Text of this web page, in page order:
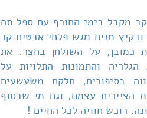
מקבל בימי החורף עם ספל תה
מניח מגש פלחי אבטיח קר
כמובן, על השולחן בחצר. את
והתמונות התלויות על
בסיפורים, חלקם משעשעים
הציירים עצמם, וגם מי שבסוף
רוכש חוויה לכל החיים !